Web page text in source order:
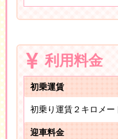
利用料金
初乗運賃
初乗り運賃２キロメー
迎車料金